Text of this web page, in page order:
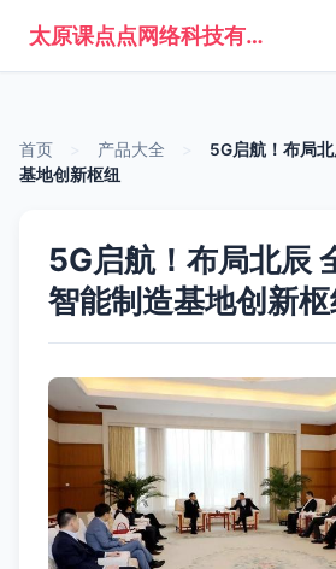
太原课点点网络科技有限公司
首页 产品大全
5G启航！布局
基地创新枢纽
5G启航！布局北辰
智能制造基地创新枢